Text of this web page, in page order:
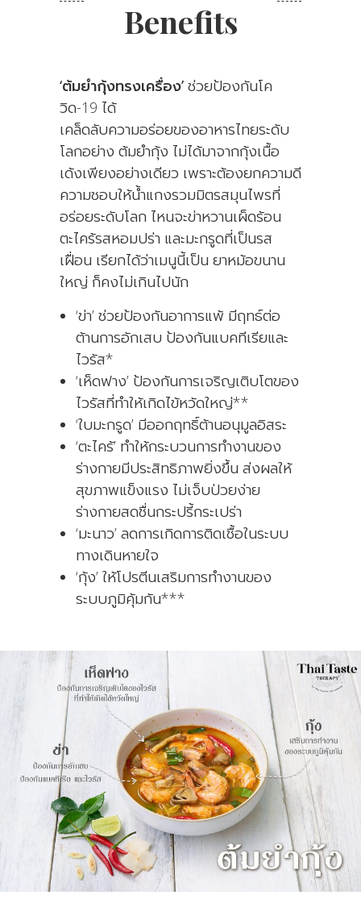
Benefits
‘ต้มยำกุ้งทรงเครื่อง’ ช่วยป้องกันโค
วิด-19 ได้
เคล็ดลับความอร่อยของอาหารไทยระดับ
โลกอย่าง ต้มยำกุ้ง ไม่ได้มาจากกุ้งเนื้อ
เด้งเพียงอย่างเดียว เพราะต้องยกความดี
ความชอบให้น้ำแกงรวมมิตรสมุนไพรที่
อร่อยระดับโลก ไหนจะข่าหวานเผ็ดร้อน
ตะไคร้รสหอมปร่า และมะกรูดที่เป็นรส
เฝื่อน เรียกได้ว่าเมนูนี้เป็น ยาหม้อขนาน
ใหญ่ ก็คงไม่เกินไปนัก
‘ข่า’ ช่วยป้องกันอาการแพ้ มีฤทธ์ต่อ
ต้านการอักเสบ ป้องกันแบคทีเรียและ
ไวรัส*
‘เห็ดฟาง’ ป้องกันการเจริญเติบโตของ
ไวรัสที่ทําให้เกิดไข้หวัดใหญ่**
‘ใบมะกรูด’ มีออกฤทธิ์ต้านอนุมูลอิสระ
‘ตะไคร้’ ทำให้กระบวนการทำงานของ
ร่างกายมีประสิทธิภาพยิ่งขึ้น ส่งผลให้
สุขภาพแข็งแรง ไม่เจ็บป่วยง่าย
ร่างกายสดชื่นกระปรี้กระเปร่า
‘มะนาว’ ลดการเกิดการติดเชื้อในระบบ
ทางเดินหายใจ
‘กุ้ง’ ให้โปรตีนเสริมการทำงานของ
ระบบภูมิคุ้มกัน***